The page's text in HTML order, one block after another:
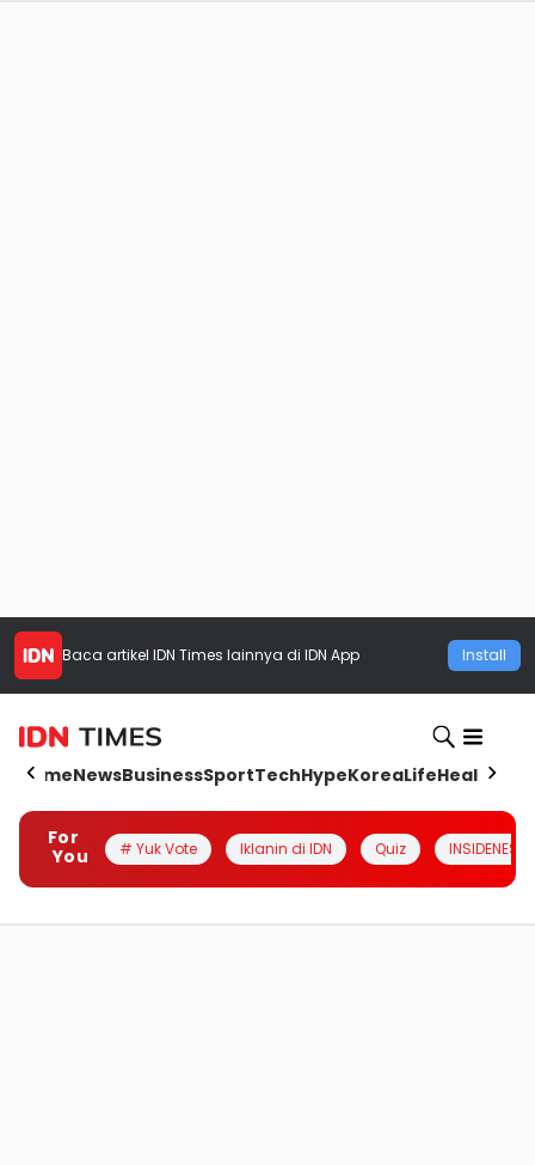
Baca artikel IDN Times lainnya di IDN App Install
HomeNewsBusinessSportTechHypeKoreaLifeHealth
For
You
# Yuk Vote Iklanin di IDN Quiz INSIDENESIA